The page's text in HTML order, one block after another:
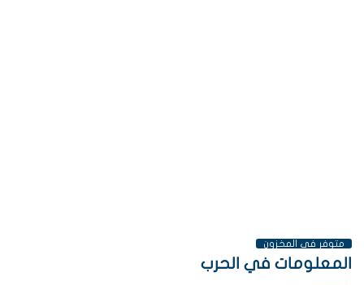
متوفر فى المخزون
المعلومات في الحرب